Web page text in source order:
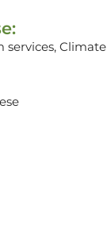
services, Climate